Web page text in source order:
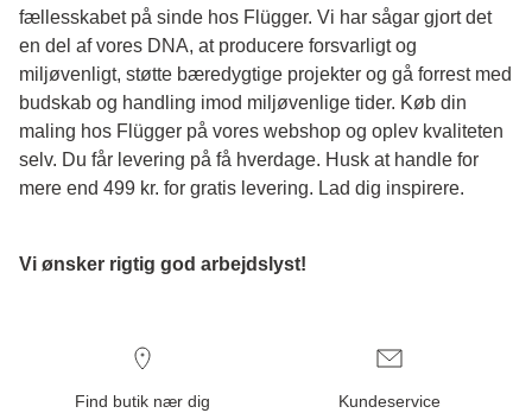
fællesskabet på sinde hos Flügger. Vi har sågar gjort det
en del af vores DNA, at producere forsvarligt og
miljøvenligt, støtte bæredygtige projekter og gå forrest med
budskab og handling imod miljøvenlige tider. Køb din
maling hos Flügger på vores webshop og oplev kvaliteten
selv. Du får levering på få hverdage. Husk at handle for
mere end 499 kr. for gratis levering. Lad dig inspirere.
Vi ønsker rigtig god arbejdslyst!
Find butik nær dig Kundeservice